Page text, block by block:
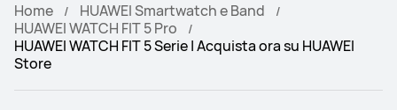
Home
HUAWEI Smartwatch e Band
HUAWEI WATCH FIT 5 Pro
HUAWEI WATCH FIT 5 Serie | Acquista ora su HUAWEI
Store